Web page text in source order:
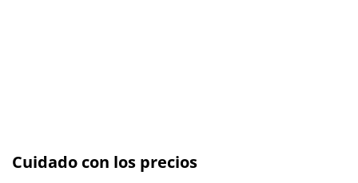
Cuidado con los precios